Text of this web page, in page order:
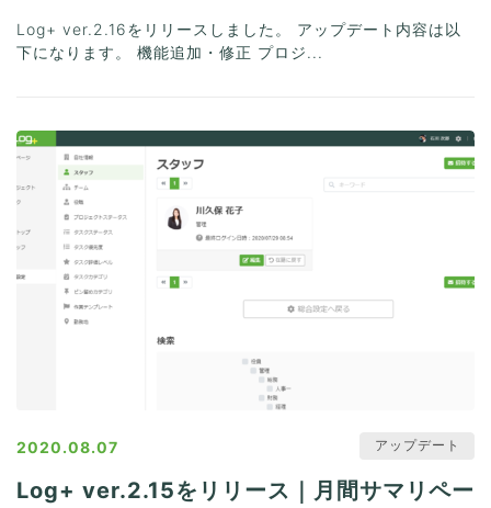
Log+ ver.2.16をリリースしました。 アップデート内容は以
下になります。 機能追加・修正 プロジ...
2020.08.07 アップデート
Log+ ver.2.15をリリース｜月間サマリペー